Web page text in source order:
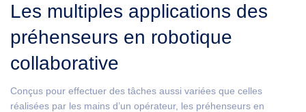
Les multiples applications des
préhenseurs en robotique
collaborative
Conçus pour effectuer des tâches aussi variées que celles
réalisées par les mains d’un opérateur, les préhenseurs en